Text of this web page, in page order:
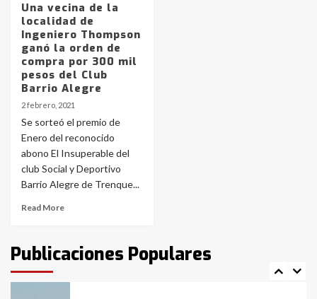
Una vecina de la
localidad de
Ingeniero Thompson
ganó la orden de
compra por 300 mil
pesos del Club
Barrio Alegre
2 febrero, 2021
Se sorteó el premio de
Enero del reconocido
abono El Insuperable del
club Social y Deportivo
Barrio Alegre de Trenque...
Read More
Publicaciones Populares
4
joven de Trenque Lauquen
5
Los precios de los combustibles en
La Pampa, desde YPF hasta Axion
entre 857 a 1338 pesos
6
La Bolsa de Cereales de Bahía
Blanca anticipa que Agosto vendrá
con lluvias y heladas, en gran parte
de la provincia
fueron detenidos por
comercialización de drogas en la
tarde del sábado